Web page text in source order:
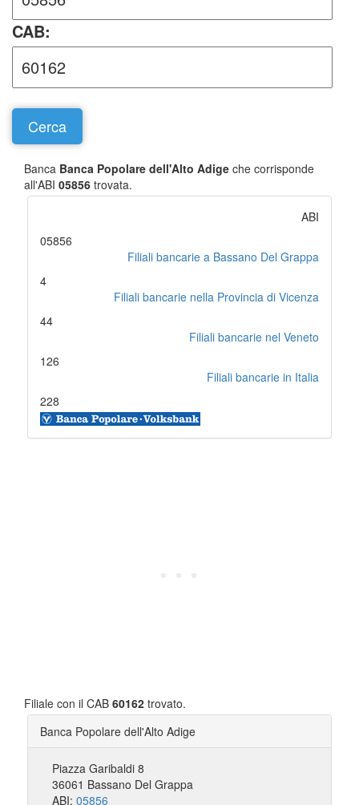
CAB:
Banca Banca Popolare dell'Alto Adige che corrisponde
all'ABI 05856 trovata.
ABI
05856
Filiali bancarie a Bassano Del Grappa
4
Filiali bancarie nella Provincia di Vicenza
44
Filiali bancarie nel Veneto
126
Filiali bancarie in Italia
228
Filiale con il CAB 60162 trovato.
Banca Popolare dell'Alto Adige
Piazza Garibaldi 8
36061 Bassano Del Grappa
ABI: 05856